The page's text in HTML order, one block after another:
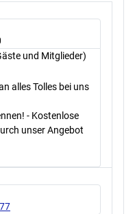
und Mitglieder)
alles Tolles bei uns
- Kostenlose
unser Angebot